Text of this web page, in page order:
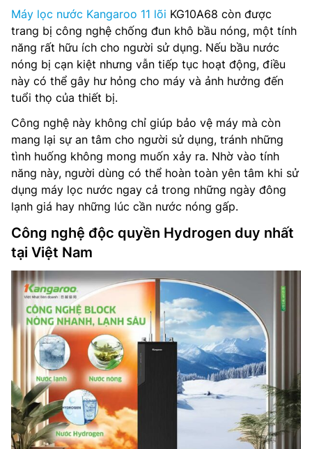
Máy lọc nước Kangaroo 11 lõi KG10A68 còn được
trang bị công nghệ chống đun khô bầu nóng, một tính
năng rất hữu ích cho người sử dụng. Nếu bầu nước
nóng bị cạn kiệt nhưng vẫn tiếp tục hoạt động, điều
này có thể gây hư hỏng cho máy và ảnh hưởng đến
tuổi thọ của thiết bị.
Công nghệ này không chỉ giúp bảo vệ máy mà còn
mang lại sự an tâm cho người sử dụng, tránh những
tình huống không mong muốn xảy ra. Nhờ vào tính
năng này, người dùng có thể hoàn toàn yên tâm khi sử
dụng máy lọc nước ngay cả trong những ngày đông
lạnh giá hay những lúc cần nước nóng gấp.
Công nghệ độc quyền Hydrogen duy nhất
tại Việt Nam